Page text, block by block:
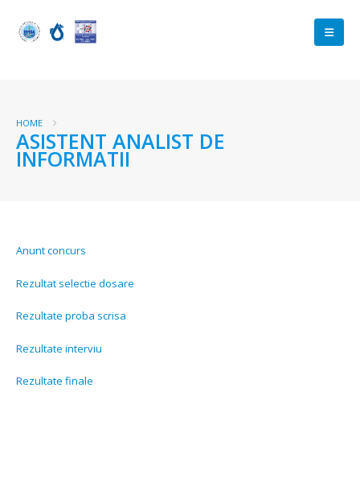
HOME
ASISTENT ANALIST DE
INFORMATII
Anunt concurs
Rezultat selectie dosare
Rezultate proba scrisa
Rezultate interviu
Rezultate finale